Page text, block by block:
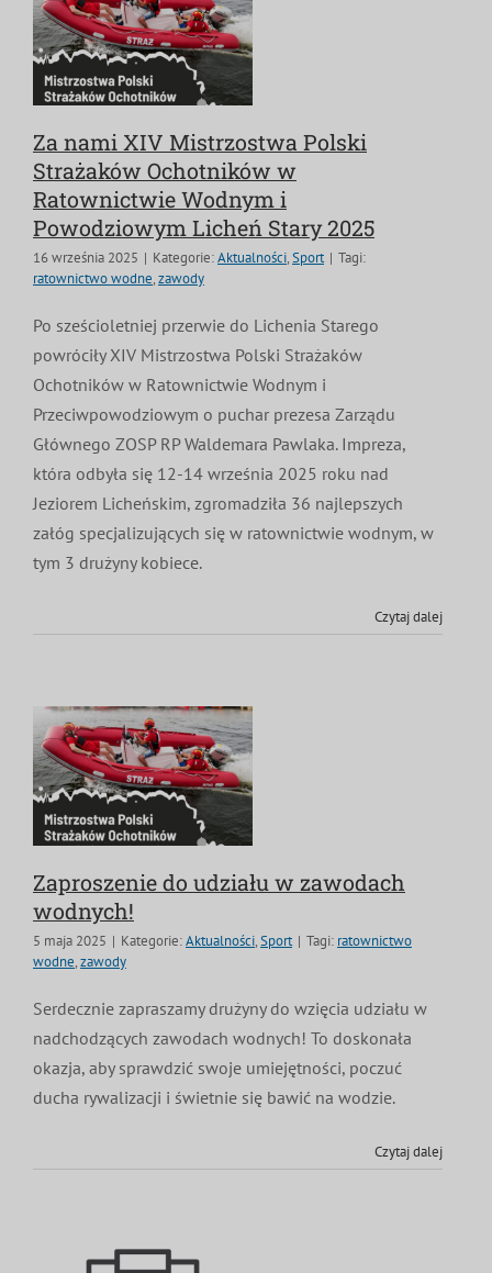
Za nami XIV Mistrzostwa Polski
Strażaków Ochotników w
Ratownictwie Wodnym i
Powodziowym Licheń Stary 2025
16 września 2025 | Kategorie:Aktualności,Sport | Tagi:
ratownictwo wodne,zawody
Po sześcioletniej przerwie do Lichenia Starego
powróciły XIV Mistrzostwa Polski Strażaków
Ochotników w Ratownictwie Wodnym i
Przeciwpowodziowym o puchar prezesa Zarządu
Głównego ZOSP RP Waldemara Pawlaka. Impreza,
która odbyła się 12-14 września 2025 roku nad
Jeziorem Licheńskim, zgromadziła 36 najlepszych
załóg specjalizujących się w ratownictwie wodnym, w
tym 3 drużyny kobiece.
Czytaj dalej
Zaproszenie do udziału w zawodach
wodnych!
5 maja 2025 | Kategorie:Aktualności,Sport | Tagi: ratownictwo
wodne,zawody
Serdecznie zapraszamy drużyny do wzięcia udziału w
nadchodzących zawodach wodnych! To doskonała
okazja, aby sprawdzić swoje umiejętności, poczuć
ducha rywalizacji i świetnie się bawić na wodzie.
Czytaj dalej